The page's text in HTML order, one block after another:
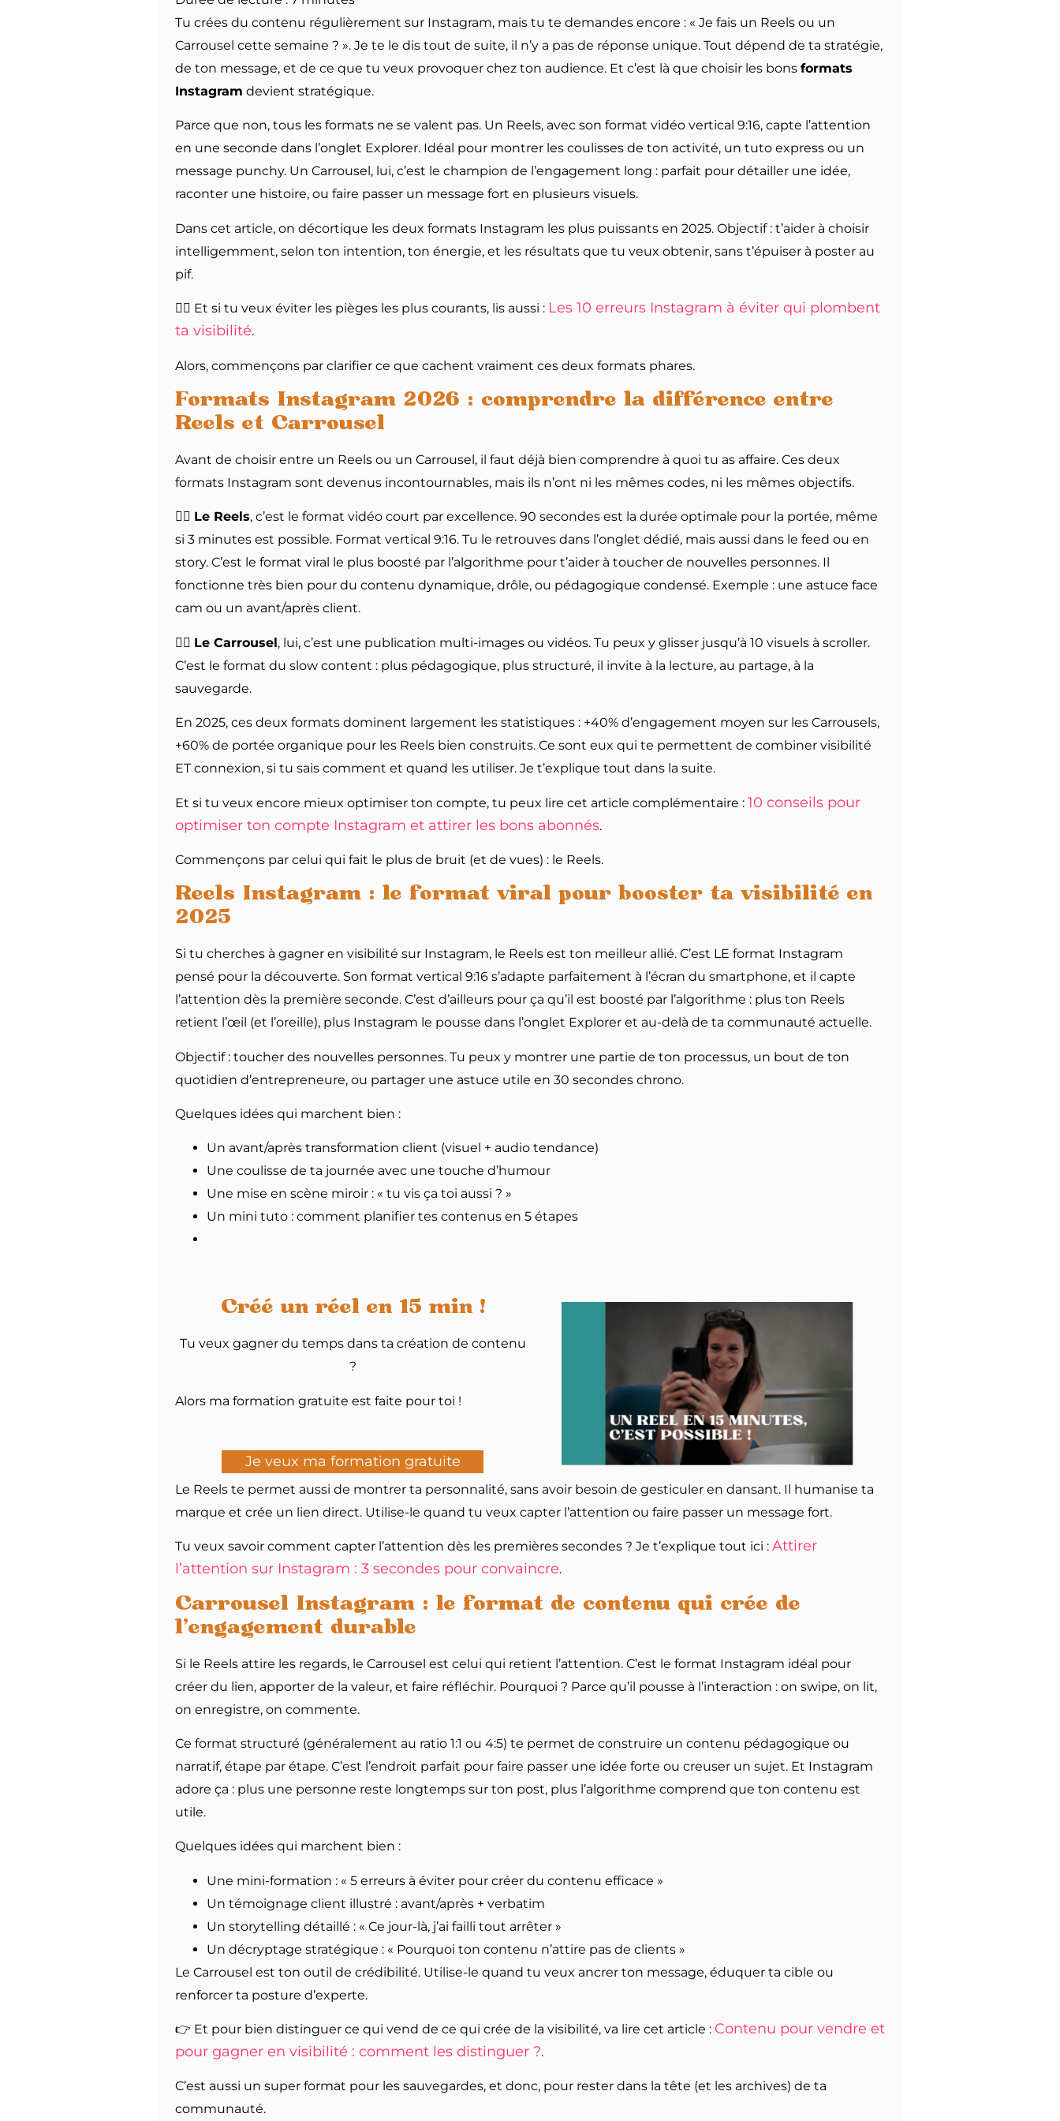
Tu crées du contenu régulièrement sur Instagram, mais tu te demandes encore : « Je fais un Reels ou un
Carrousel cette semaine ? ». Je te le dis tout de suite, il n’y a pas de réponse unique. Tout dépend de ta stratégie,
de ton message, et de ce que tu veux provoquer chez ton audience. Et c’est là que choisir les bons formats
Instagram devient stratégique.
Parce que non, tous les formats ne se valent pas. Un Reels, avec son format vidéo vertical 9:16, capte l’attention
en une seconde dans l’onglet Explorer. Idéal pour montrer les coulisses de ton activité, un tuto express ou un
message punchy. Un Carrousel, lui, c’est le champion de l’engagement long : parfait pour détailler une idée,
raconter une histoire, ou faire passer un message fort en plusieurs visuels.
Dans cet article, on décortique les deux formats Instagram les plus puissants en 2025. Objectif : t’aider à choisir
intelligemment, selon ton intention, ton énergie, et les résultats que tu veux obtenir, sans t’épuiser à poster au
pif.
👉🏻 Et si tu veux éviter les pièges les plus courants, lis aussi : Les 10 erreurs Instagram à éviter qui plombent
ta visibilité.
Alors, commençons par clarifier ce que cachent vraiment ces deux formats phares.
Formats Instagram 2026 : comprendre la différence entre
Reels et Carrousel
Avant de choisir entre un Reels ou un Carrousel, il faut déjà bien comprendre à quoi tu as affaire. Ces deux
formats Instagram sont devenus incontournables, mais ils n’ont ni les mêmes codes, ni les mêmes objectifs.
👉🏻 Le Reels, c’est le format vidéo court par excellence. 90 secondes est la durée optimale pour la portée, même
si 3 minutes est possible. Format vertical 9:16. Tu le retrouves dans l’onglet dédié, mais aussi dans le feed ou en
story. C’est le format viral le plus boosté par l’algorithme pour t’aider à toucher de nouvelles personnes. Il
fonctionne très bien pour du contenu dynamique, drôle, ou pédagogique condensé. Exemple : une astuce face
cam ou un avant/après client.
👉🏻 Le Carrousel, lui, c’est une publication multi-images ou vidéos. Tu peux y glisser jusqu’à 10 visuels à scroller.
C’est le format du slow content : plus pédagogique, plus structuré, il invite à la lecture, au partage, à la
sauvegarde.
En 2025, ces deux formats dominent largement les statistiques : +40% d’engagement moyen sur les Carrousels,
+60% de portée organique pour les Reels bien construits. Ce sont eux qui te permettent de combiner visibilité
ET connexion, si tu sais comment et quand les utiliser. Je t’explique tout dans la suite.
Et si tu veux encore mieux optimiser ton compte, tu peux lire cet article complémentaire : 10 conseils pour
optimiser ton compte Instagram et attirer les bons abonnés.
Commençons par celui qui fait le plus de bruit (et de vues) : le Reels.
Reels Instagram : le format viral pour booster ta visibilité en
2025
Si tu cherches à gagner en visibilité sur Instagram, le Reels est ton meilleur allié. C’est LE format Instagram
pensé pour la découverte. Son format vertical 9:16 s’adapte parfaitement à l’écran du smartphone, et il capte
l’attention dès la première seconde. C’est d’ailleurs pour ça qu’il est boosté par l’algorithme : plus ton Reels
retient l’œil (et l’oreille), plus Instagram le pousse dans l’onglet Explorer et au-delà de ta communauté actuelle.
Objectif : toucher des nouvelles personnes. Tu peux y montrer une partie de ton processus, un bout de ton
quotidien d’entrepreneure, ou partager une astuce utile en 30 secondes chrono.
Quelques idées qui marchent bien :
Un avant/après transformation client (visuel + audio tendance)
Une coulisse de ta journée avec une touche d’humour
Une mise en scène miroir : « tu vis ça toi aussi ? »
Un mini tuto : comment planifier tes contenus en 5 étapes
Créé un réel en 15 min !
Tu veux gagner du temps dans ta création de contenu
?
Alors ma formation gratuite est faite pour toi !
Je veux ma formation gratuite
Le Reels te permet aussi de montrer ta personnalité, sans avoir besoin de gesticuler en dansant. Il humanise ta
marque et crée un lien direct. Utilise-le quand tu veux capter l’attention ou faire passer un message fort.
Tu veux savoir comment capter l’attention dès les premières secondes ? Je t’explique tout ici : Attirer
l’attention sur Instagram : 3 secondes pour convaincre.
Carrousel Instagram : le format de contenu qui crée de
l’engagement durable
Si le Reels attire les regards, le Carrousel est celui qui retient l’attention. C’est le format Instagram idéal pour
créer du lien, apporter de la valeur, et faire réfléchir. Pourquoi ? Parce qu’il pousse à l’interaction : on swipe, on lit,
on enregistre, on commente.
Ce format structuré (généralement au ratio 1:1 ou 4:5) te permet de construire un contenu pédagogique ou
narratif, étape par étape. C’est l’endroit parfait pour faire passer une idée forte ou creuser un sujet. Et Instagram
adore ça : plus une personne reste longtemps sur ton post, plus l’algorithme comprend que ton contenu est
utile.
Quelques idées qui marchent bien :
Une mini-formation : « 5 erreurs à éviter pour créer du contenu efficace »
Un témoignage client illustré : avant/après + verbatim
Un storytelling détaillé : « Ce jour-là, j’ai failli tout arrêter »
Un décryptage stratégique : « Pourquoi ton contenu n’attire pas de clients »
Le Carrousel est ton outil de crédibilité. Utilise-le quand tu veux ancrer ton message, éduquer ta cible ou
renforcer ta posture d’experte.
👉 Et pour bien distinguer ce qui vend de ce qui crée de la visibilité, va lire cet article : Contenu pour vendre et
pour gagner en visibilité : comment les distinguer ?.
C’est aussi un super format pour les sauvegardes, et donc, pour rester dans la tête (et les archives) de ta
communauté.